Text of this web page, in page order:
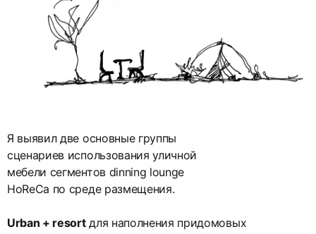
Я выявил две основные группы
сценариев использования уличной
мебели сегментов dinning lounge
HoReCa по среде размещения.
Urban + resortдля наполнения придомовых